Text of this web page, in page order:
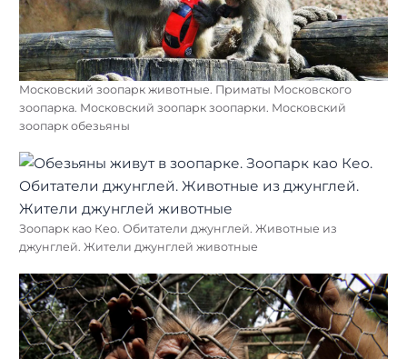
Московский зоопарк животные. Приматы Московского
зоопарка. Московский зоопарк зоопарки. Московский
зоопарк обезьяны
Зоопарк као Кео. Обитатели джунглей. Животные из
джунглей. Жители джунглей животные